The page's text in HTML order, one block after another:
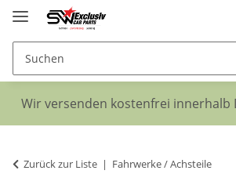
Wir versenden kostenfrei innerhalb
Zurück zur Liste Fahrwerke / Achsteile